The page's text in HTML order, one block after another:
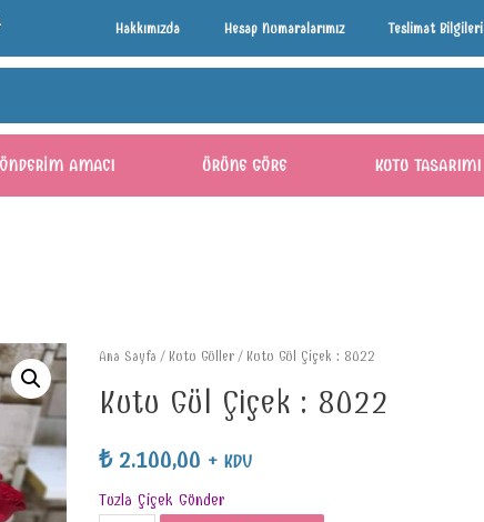
Hakkımızda Hesap Numaralarımız Teslimat Bilgileri
AMACI ÜRÜNE GÖRE KUTU TASARIMI
Ana Sayfa / Kutu Güller/ Kutu Gül Çiçek : 8022
Kutu Gül Çiçek : 8022
₺2.100,00 + KDV
Tuzla Çiçek Gönder